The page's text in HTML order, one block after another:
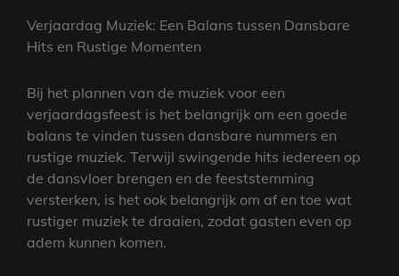
Verjaardag Muziek: Een Balans tussen Dansbare
Hits en Rustige Momenten
Bij het plannen van de muziek voor een
verjaardagsfeest is het belangrijk om een goede
balans te vinden tussen dansbare nummers en
rustige muziek. Terwijl swingende hits iedereen op
de dansvloer brengen en de feeststemming
versterken, is het ook belangrijk om af en toe wat
rustiger muziek te draaien, zodat gasten even op
adem kunnen komen.